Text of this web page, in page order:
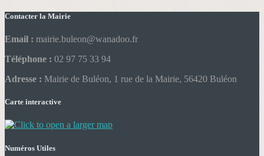
Contacter la Mairie
Email : mairie.buleon@wanadoo.fr
Téléphone : 02 97 75 33 94
Adresse : Mairie de Buléon, 1 rue de la Mairie, 56420 Buléon
Carte interactive
Numéros Utiles